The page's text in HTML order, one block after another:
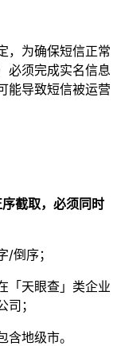
，为确保短信正常
必须完成实名信息
能导致短信被运营
截取，必须同时
倒序；
「天眼查」类企业
；
地级市。